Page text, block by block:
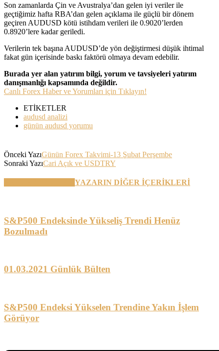
Son zamanlarda Çin ve Avustralya’dan gelen iyi veriler ile
geçtiğimiz hafta RBA’dan gelen açıklama ile güçlü bir dönem
geçiren AUDUSD kötü istihdam verileri ile 0.9020’lerden
0.8920’lere kadar geriledi.
Verilerin tek başına AUDUSD’de yön değiştirmesi düşük ihtimal
fakat gün içerisinde baskı faktörü olmaya devam edebilir.
Burada yer alan yatırım bilgi, yorum ve tavsiyeleri yatırım
danışmanlığı kapsamında değildir.
Canlı Forex Haber ve Yorumları için Tıklayın!
ETİKETLER
audusd analizi
günün audusd yorumu
Önceki YazıGünün Forex Takvimi-13 Şubat Perşembe
Sonraki YazıCari Açık ve USDTRY
YAZARIN DİĞER İÇERİKLERİ
S&P500 Endeksinde Yükseliş Trendi Henüz
Bozulmadı
01.03.2021 Günlük Bülten
S&P500 Endeksi Yükselen Trendine Yakın İşlem
Görüyor